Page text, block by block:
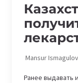
Mansur Ismagulov
Ранее выдавать